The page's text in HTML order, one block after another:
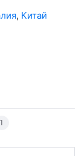
, Китай
1